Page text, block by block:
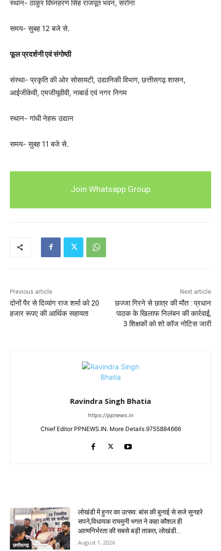
स्थान- ठाकुर विघ्नहरण सिंह राजपूत भवन, सरोना
समय- सुबह 12 बजे से.
फूल प्रदर्शनी एवं संगोष्ठी
संस्था- प्रकृति की ओर सोसायटी, उद्यानिकी विभाग, छत्तीसगढ़ शासन,
आईजीकेवी, एमजीयूवीवी, नाबार्ड एवं नगर निगम
स्थान- गांधी नेहरू उद्यान
समय- सुबह 11 बजे से.
Join Whatsapp Group
Previous article
दोनों पैर से दिव्यांग राज शर्मा को 20
हजार रूपए की आर्थिक सहायता
Next article
छज्जा गिरने से छात्र की मौत : प्रधान
पाठक के खिलाफ निलंबन की कार्रवाई,
3 शिक्षकों को शो कॉज नोटिस जारी
Ravindra Singh Bhatia
https://ppnews.in
Chief Editor PPNEWS.IN. More Details 9755884666
छत्तीसगढ़
लोखंडी में हुनर का उत्सव: बांस की बुनाई से सजे सुनहरे
सपने,विधायक रायमुनी भगत ने कहा कौशल ही
आत्मनिर्भरता की सबसे बड़ी ताकत, लोखंडी...
August 1, 2026